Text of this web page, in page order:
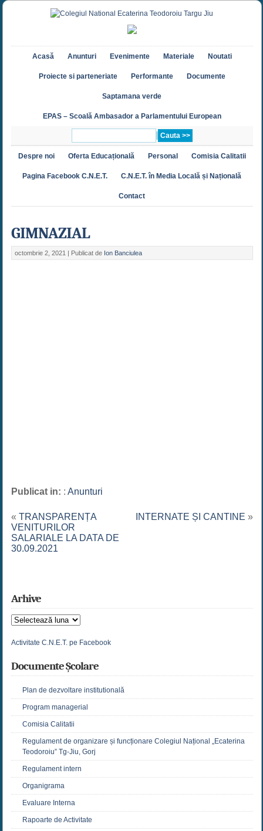
Acasă Anunturi Evenimente Materiale Noutati
Proiecte si parteneriate Performante Documente
Saptamana verde
EPAS – Scoală Ambasador a Parlamentului European
Despre noi Oferta Educațională Personal Comisia Calitatii
Pagina Facebook C.N.E.T. C.N.E.T. în Media Locală și Națională
Contact
GIMNAZIAL
octombrie 2, 2021 | Publicat de Ion Banciulea
Publicat in: : Anunturi
« TRANSPARENȚA
VENITURILOR
SALARIALE LA DATA DE
30.09.2021
INTERNATE ȘI CANTINE »
Arhive
Arhive
Activitate C.N.E.T. pe Facebook
Documente Școlare
Plan de dezvoltare institutională
Program managerial
Comisia Calitatii
Regulament de organizare și funcționare Colegiul Național „Ecaterina
Teodoroiu” Tg-Jiu, Gorj
Regulament intern
Organigrama
Evaluare Interna
Rapoarte de Activitate